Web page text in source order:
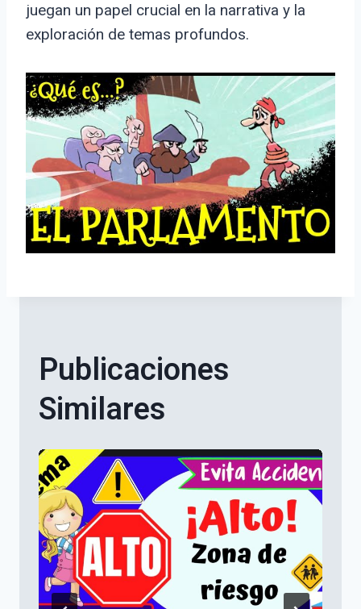
juegan un papel crucial en la narrativa y la
exploración de temas profundos.
Publicaciones
Similares